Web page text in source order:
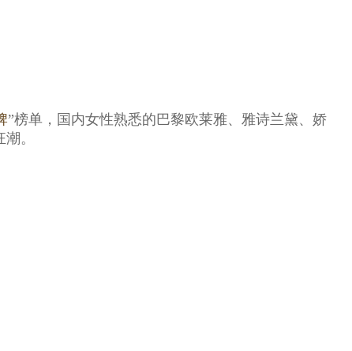
”榜单，国内女性熟悉的巴黎欧莱雅、雅诗兰黛、娇
。